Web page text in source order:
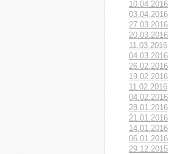
10.04.2016
03.04.2016
27.03.2016
20.03.2016
11.03.2016
04.03.2016
26.02.2016
19.02.2016
11.02.2016
04.02.2016
28.01.2016
21.01.2016
14.01.2016
06.01.2016
29.12.2015